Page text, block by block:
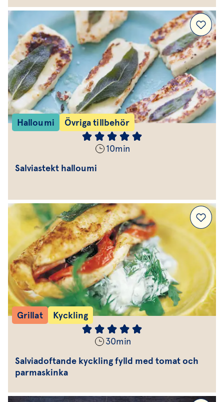
Halloumi Övriga tillbehör
10min
Salviastekt halloumi
Grillat Kyckling
30min
Salviadoftande kyckling fylld med tomat och
parmaskinka